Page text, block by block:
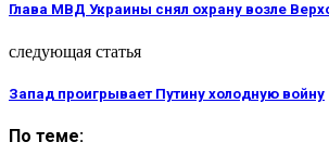
Глава МВД Украины снял охрану возле
следующая статья
Запад проигрывает Путину холодную войну
По теме: